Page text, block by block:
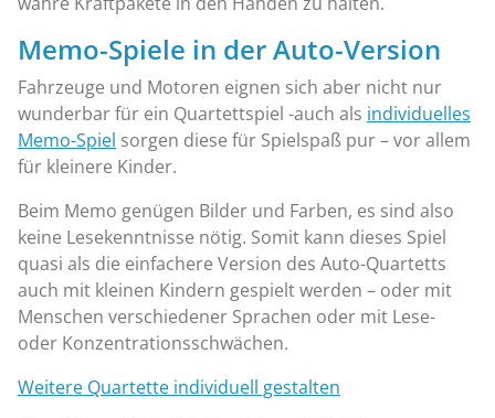
Memo-Spiele in der Auto-Version
Fahrzeuge und Motoren eignen sich aber nicht nur
wunderbar für ein Quartettspiel -auch als individuelles
Memo-Spiel sorgen diese für Spielspaß pur – vor allem
für kleinere Kinder.
Beim Memo genügen Bilder und Farben, es sind also
keine Lesekenntnisse nötig. Somit kann dieses Spiel
quasi als die einfachere Version des Auto-Quartetts
auch mit kleinen Kindern gespielt werden – oder mit
Menschen verschiedener Sprachen oder mit Lese-
oder Konzentrationsschwächen.
Weitere Quartette individuell gestalten